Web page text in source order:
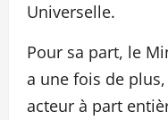
Universelle.
Pour sa part, le
a une fois de plus,
acteur à part